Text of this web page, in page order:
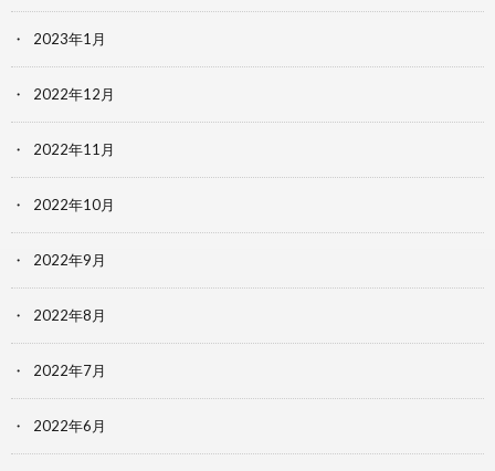
2023年1月
2022年12月
2022年11月
2022年10月
2022年9月
2022年8月
2022年7月
2022年6月